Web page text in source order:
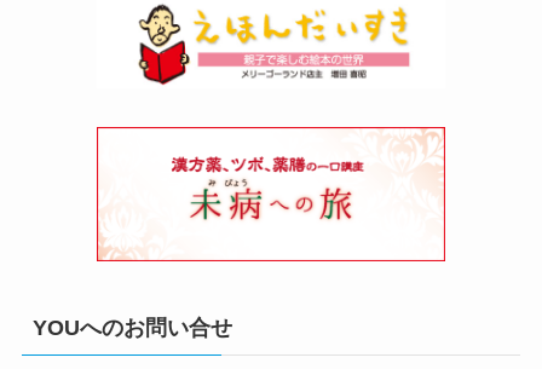
YOUへのお問い合せ